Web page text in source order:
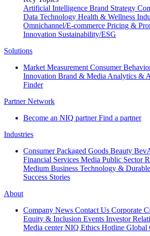
Artificial Intelligence Brand Strategy
Data Technology Health & Wellness
Omnichannel/E-commerce Pricing &
Innovation Sustainability/ESG
Solutions
Market Measurement Consumer
Innovation Brand & Media Analytics &
Finder
Partner Network
Become an NIQ partner Find a partner
Industries
Consumer Packaged Goods Beauty
Financial Services Media Public Sector
Medium Business Technology &
Success Stories
About
Company News Contact Us Corporate
Equity & Inclusion Events Investor
Media center NIQ Ethics Hotline Global